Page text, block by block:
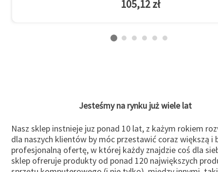
105,12 zł
Jesteśmy na rynku już wiele lat
Nasz sklep instnieje juz ponad 10 lat, z każym rokiem
dla naszych klientów by móc przestawić coraz większą i
profesjonalną ofertę, w której każdy znajdzie coś dla
sklep ofreruje produkty od ponad 120 największych